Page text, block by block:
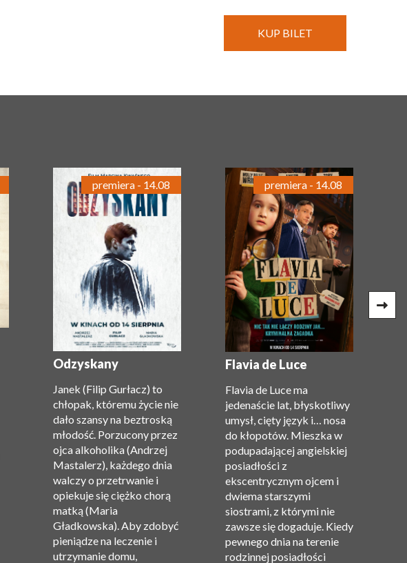
KUP BILET
Odzyskany
Janek (Filip Gurłacz) to
chłopak, któremu życie nie
dało szansy na beztroską
młodość. Porzucony przez
ojca alkoholika (Andrzej
Mastalerz), każdego dnia
walczy o przetrwanie i
opiekuje się ciężko chorą
matką (Maria
Gładkowska). Aby zdobyć
pieniądze na leczenie i
utrzymanie domu,
premiera - 14.08
Flavia de Luce
Flavia de Luce ma
jedenaście lat, błyskotliwy
umysł, cięty język i… nosa
do kłopotów. Mieszka w
podupadającej angielskiej
posiadłości z
ekscentrycznym ojcem i
dwiema starszymi
siostrami, z którymi nie
zawsze się dogaduje. Kiedy
pewnego dnia na terenie
rodzinnej posiadłości
premiera - 14.08